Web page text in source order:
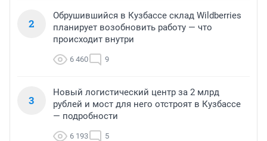
2
Обрушившийся в Кузбассе склад Wildberries
планирует возобновить работу — что
происходит внутри
6 460 9
3
Новый логистический центр за 2 млрд
рублей и мост для него отстроят в Кузбассе
— подробности
6 193 5